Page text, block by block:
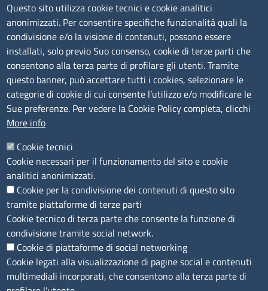
TRASPARENZA
Albo Online
Amministrazione trasparente
Bandi e concorsi
Segnalazioni Whistleblowing
Accessibilità
IBAN e pagamenti informatici
Informative privacy e cookie
Verifiche PA
Attuazione misure PNRR
Modulistica
SEGUICI SU
Questo sito utilizza cookie tecnici e cookie analitici
anonimizzati. Per consentire specifiche funzionalità quali la
condivisione e/o la visione di contenuti, possono essere
installati, solo previo Suo consenso, cookie di terze parti che
consentono alla terza parte di profilare gli utenti. Tramite
questo banner, può accettare tutti i cookies, selezionare le
categorie di cookie di cui consente l’utilizzo e/o modificare le
Sue preferenze. Per vedere la Cookie Policy completa, clicchi
More info
Cookie tecnici
Cookie necessari per il funzionamento del sito e cookie
analitici anonimizzati.
Cookie per la condivisione dei contenuti di questo sito
tramite piattaforme di terze parti
Cookie tecnico di terza parte che consente la funzione di
condivisione tramite social network.
Cookie di piattaforme di social networking
Cookie legati alla visualizzazione di pagine social e contenuti
multimediali incorporati, che consentono alla terza parte di